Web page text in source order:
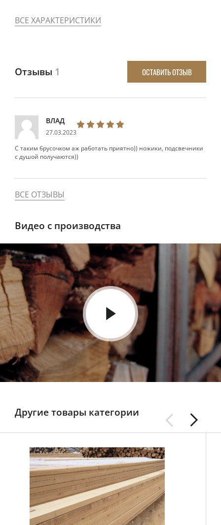
ВСЕ ХАРАКТЕРИСТИКИ
Отзывы 1 ОСТАВИТЬ ОТЗЫВ
ВЛАД
27.03.2023
С таким брусочком аж работать приятно)) ножики, подсвечники
с душой получаются))
ВСЕ ОТЗЫВЫ
Видео с производства
Другие товары категории